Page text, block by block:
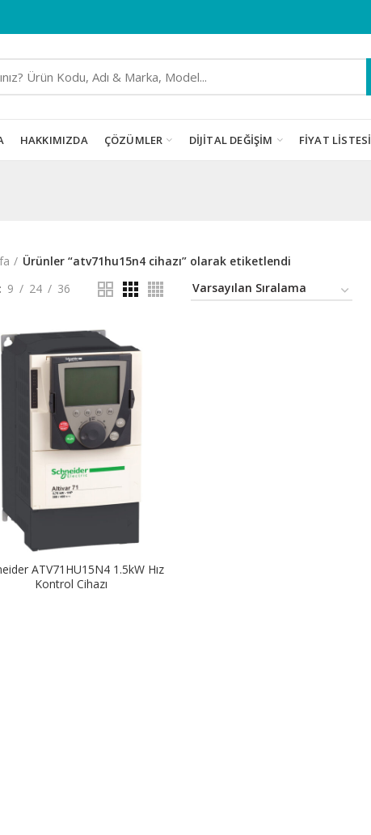
HAKKIMIZDA ÇÖZÜMLER DIJITAL DEĞIŞIM FIYAT LISTESI
Ürünler “atv71hu15n4 cihazı” olarak etiketlendi
9 24 36
ATV71HU15N4 1.5kW Hız
Kontrol Cihazı